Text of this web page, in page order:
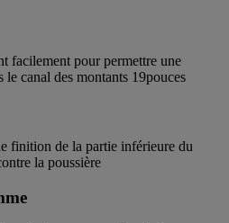
facilement pour permettre une
le canal des montants 19pouces
finition de la partie inférieure du
la poussière